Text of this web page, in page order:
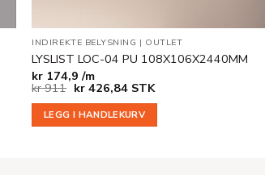
INDIREKTE BELYSNING | OUTLET
LYSLIST LOC-04 PU 108X106X2440MM
kr 174,9 /m
kr911 Opprinnelig
var:
kr 911.
kr426,84Nåværende
er:
kr 426,84.
STK
LEGG I HANDLEKURV